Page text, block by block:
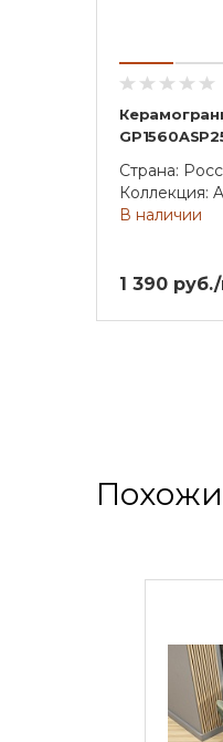
Страна:
Коллекция:
В наличии
1 390